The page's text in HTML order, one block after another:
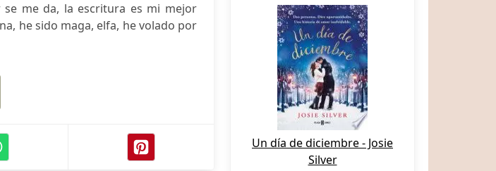
me da, la escritura es mi mejor
he sido maga, elfa, he volado por
Un día de diciembre - Josie
Silver